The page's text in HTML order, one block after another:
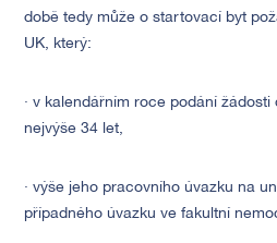
době tedy může o startovací byt
UK, který:
· v kalendářním roce podání
nejvýše 34 let,
· výše jeho pracovního úvazku na
případného úvazku ve fakultní